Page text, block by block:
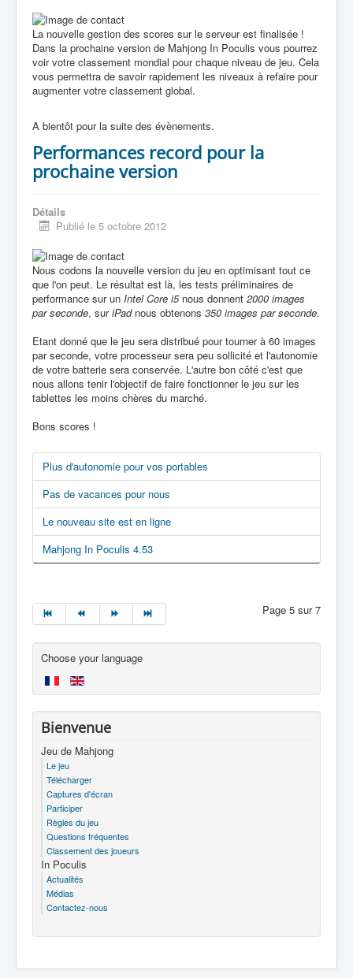
La nouvelle gestion des scores sur le serveur est finalisée !
Dans la prochaine version de Mahjong In Poculis vous pourrez
voir votre classement mondial pour chaque niveau de jeu. Cela
vous permettra de savoir rapidement les niveaux à refaire pour
augmenter votre classement global.
A bientôt pour la suite des évènements.
Performances record pour la
prochaine version
Détails
Publié le 5 octobre 2012
Nous codons la nouvelle version du jeu en optimisant tout ce
que l'on peut. Le résultat est là, les tests préliminaires de
performance sur un Intel Core i5nous donnent 2000 images
par seconde, suriPadnous obtenons 350 images par seconde.
Etant donné que le jeu sera distribué pour tourner à 60 images
par seconde, votre processeur sera peu sollicité et l'autonomie
de votre batterie sera conservée. L'autre bon côté c'est que
nous allons tenir l'objectif de faire fonctionner le jeu sur les
tablettes les moins chères du marché.
Bons scores !
Plus d'autonomie pour vos portables
Pas de vacances pour nous
Le nouveau site est en ligne
Mahjong In Poculis 4.53
Page 5 sur 7
Choose your language
Bienvenue
Jeu de Mahjong
Le jeu
Télécharger
Captures d'écran
Participer
Règles du jeu
Questions fréquentes
Classement des joueurs
In Poculis
Actualités
Médias
Contactez-nous